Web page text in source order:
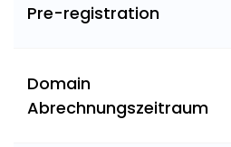
Pre-registration
Domain
Abrechnungszeitraum